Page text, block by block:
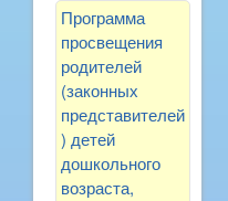
Программа
просвещения
родителей
(законных
представителей
) детей
дошкольного
возраста,